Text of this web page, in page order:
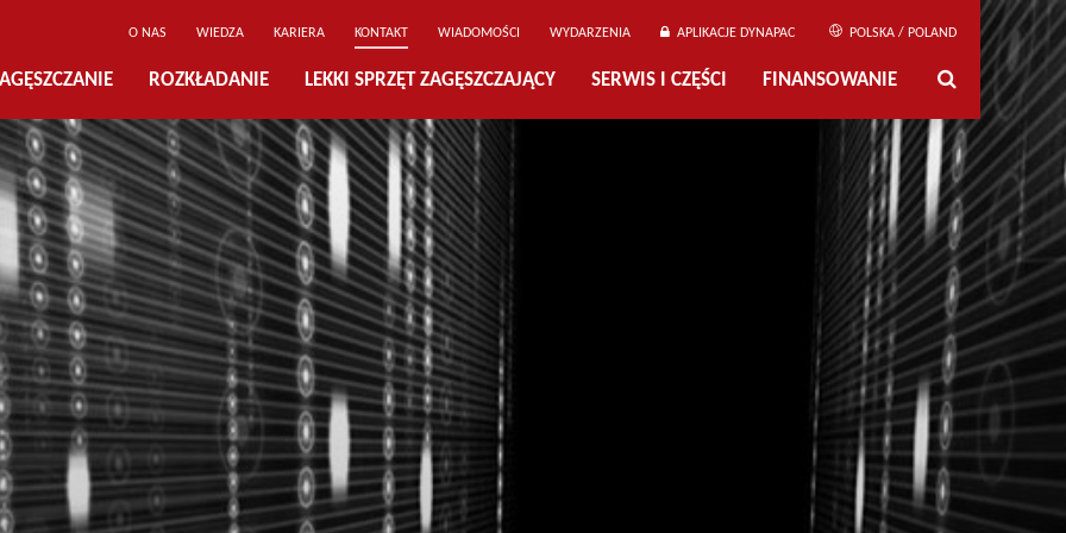
O NAS WIEDZA KARIERA KONTAKT WIADOMOŚCI WYDARZENIA APLIKACJE DYNAPAC POLSKA / POLAND
ROZKŁADANIE LEKKI SPRZĘT ZAGĘSZCZAJĄCY SERWIS I CZĘŚCI FINANSOWANIE